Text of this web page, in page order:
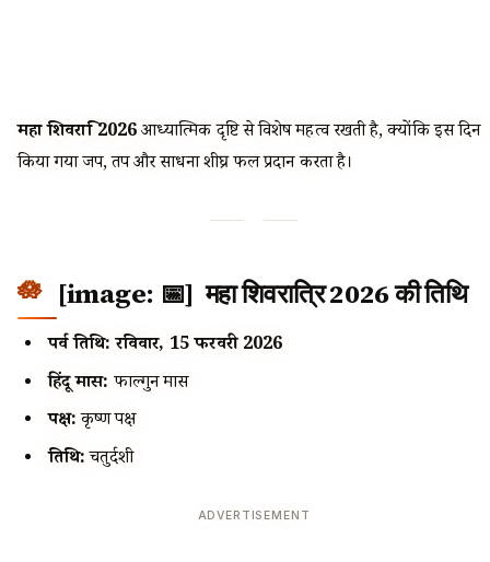
महा शिवरात्रि 2026आध्यात्मिक दृष्टि से विशेष महत्व रखती है, क्योंकि इस दिन
किया गया जप, तप और साधना शीघ्र फल प्रदान करता है।
[image: 📅] महा शिवरात्रि 2026 की तिथि
पर्व तिथि: रविवार, 15 फरवरी 2026
हिंदू मास: फाल्गुन मास
पक्ष:कृष्ण पक्ष
तिथि:चतुर्दशी
ADVERTISEMENT